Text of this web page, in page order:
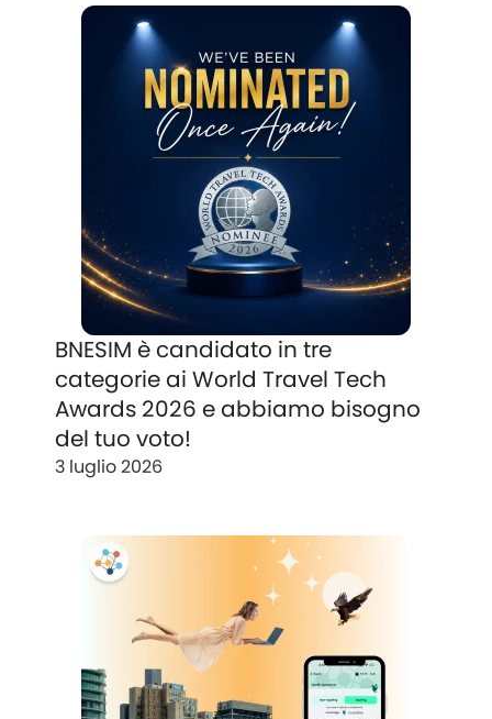
BNESIM è candidato in tre
categorie ai World Travel Tech
Awards 2026 e abbiamo bisogno
del tuo voto!
3 luglio 2026